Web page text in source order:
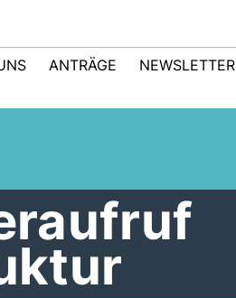
ANTRÄGE NEWSLETTER